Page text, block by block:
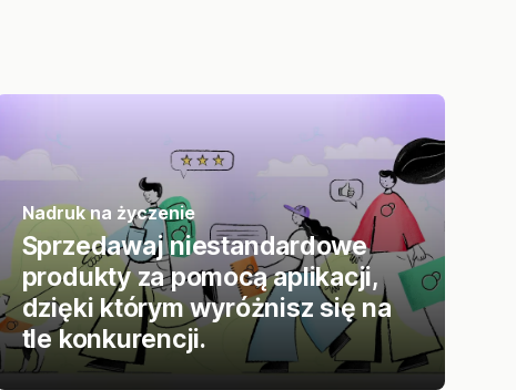
Nadruk na życzenie
Sprzedawaj niestandardowe
produkty za pomocą aplikacji,
dzięki którym wyróżnisz się na
tle konkurencji.